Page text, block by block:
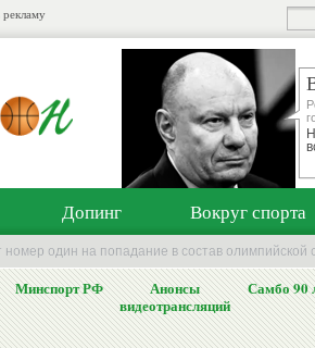
рекламу
Допинг Вокруг спорта
один на попадание в состав олимпийской
Минспорт РФ
Анонсы
видеотрансляций
Самбо 90